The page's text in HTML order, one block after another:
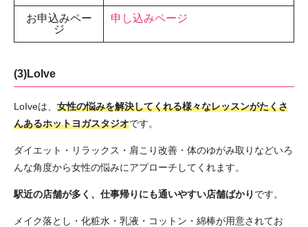
お申込みペー
ジ
申し込みページ
(3)LoIve
LoIveは、 女性の悩みを解決してくれる様々なレッスンがたくさ
んあるホットヨガスタジオです。
ダイエット・リラックス・肩こり改善・体のゆがみ取りなどいろ
んな角度から女性の悩みにアプローチしてくれます。
駅近の店舗が多く、仕事帰りにも通いやすい店舗ばかり です。
メイク落とし・化粧水・乳液・コットン・綿棒が用意されてお